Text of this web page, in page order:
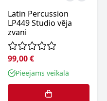
Latin Percussion
LP449 Studio vēja
zvani
99,00 €
Pieejams veikalā